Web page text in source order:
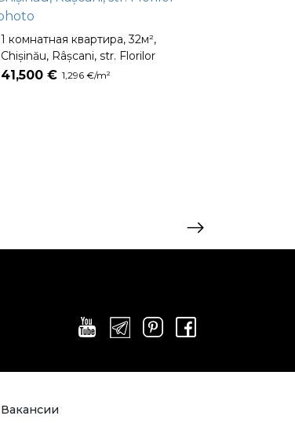
1 комнатная квартира, 32м²,
Chișinău, Râșcani, str. Florilor
41,500 € 1,296 €/m²
Вакансии